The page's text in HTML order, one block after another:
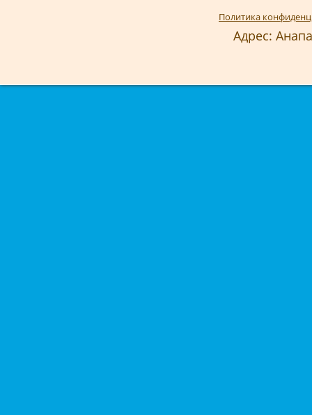
Политика
Адрес: